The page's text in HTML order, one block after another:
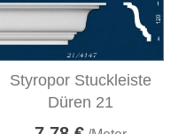
Styropor Stuckleiste
Düren 21